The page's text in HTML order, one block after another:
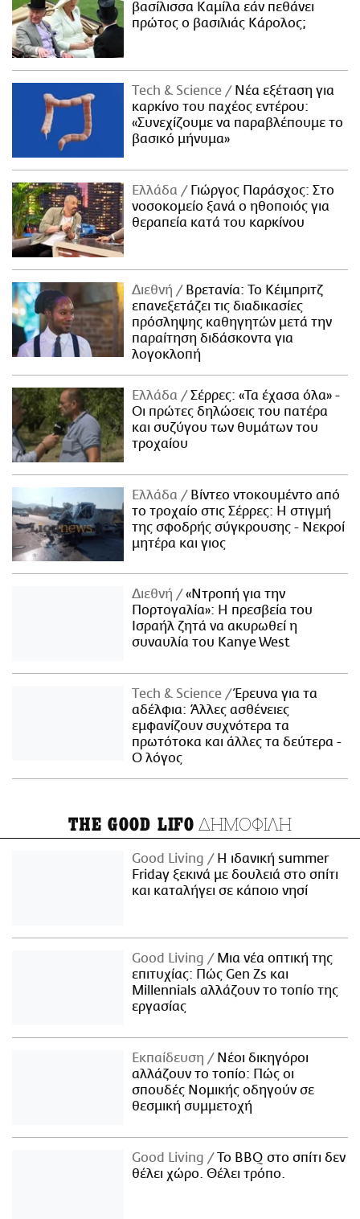
βασίλισσα Καμίλα εάν πεθάνει
πρώτος ο βασιλιάς Κάρολος;
Τech & Science
Νέα εξέταση για
καρκίνο του παχέος εντέρου:
«Συνεχίζουμε να παραβλέπουμε το
βασικό μήνυμα»
Ελλάδα
Γιώργος Παράσχος: Στο
νοσοκομείο ξανά ο ηθοποιός για
θεραπεία κατά του καρκίνου
Διεθνή
Βρετανία: Το Κέιμπριτζ
επανεξετάζει τις διαδικασίες
πρόσληψης καθηγητών μετά την
παραίτηση διδάσκοντα για
λογοκλοπή
Ελλάδα
Σέρρες: «Τα έχασα όλα» -
Οι πρώτες δηλώσεις του πατέρα
και συζύγου των θυμάτων του
τροχαίου
Ελλάδα
Βίντεο ντοκουμέντο από
το τροχαίο στις Σέρρες: Η στιγμή
της σφοδρής σύγκρουσης - Νεκροί
μητέρα και γιος
Διεθνή
«Ντροπή για την
Πορτογαλία»: Η πρεσβεία του
Ισραήλ ζητά να ακυρωθεί η
συναυλία του Kanye West
Τech & Science
Έρευνα για τα
αδέλφια: Άλλες ασθένειες
εμφανίζουν συχνότερα τα
πρωτότοκα και άλλες τα δεύτερα -
Ο λόγος
THE GOOD LIFO ΔΗΜΟΦΙΛΗ
Good Living
Η ιδανική summer
Friday ξεκινά με δουλειά στο σπίτι
και καταλήγει σε κάποιο νησί
Good Living
Μια νέα οπτική της
επιτυχίας: Πώς Gen Zs και
Millennials αλλάζουν το τοπίο της
εργασίας
Εκπαίδευση
Νέοι δικηγόροι
αλλάζουν το τοπίο: Πώς οι
σπουδές Νομικής οδηγούν σε
θεσμική συμμετοχή
Good Living
Το BBQ στο σπίτι δεν
θέλει χώρο. Θέλει τρόπο.